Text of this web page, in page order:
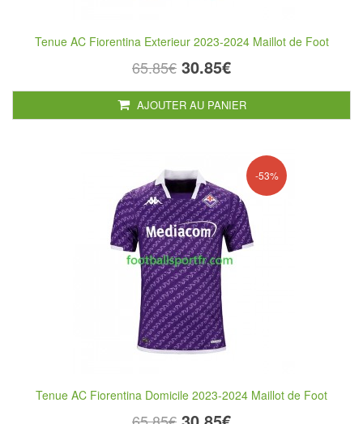
Tenue AC Fiorentina Exterieur 2023-2024 Maillot de Foot
65.85€ 30.85€
AJOUTER AU PANIER
-53%
Tenue AC Fiorentina Domicile 2023-2024 Maillot de Foot